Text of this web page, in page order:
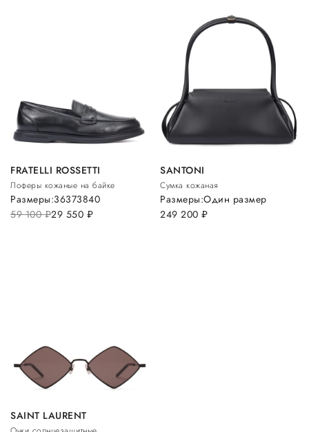
FRATELLI ROSSETTI
Лоферы кожаные на байке
59 100руб.29 550 руб.
Размеры:36373840
SANTONI
Сумка кожаная
249 200руб.
Размеры:Один размер
SAINT LAURENT